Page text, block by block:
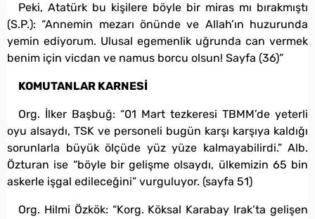
Peki, Atatürk bu kişilere böyle bir miras mı bırakmıştı
(S.P.): “Annemin mezarı önünde ve Allah’ın huzurunda
yemin ediyorum. Ulusal egemenlik uğrunda can vermek
benim için vicdan ve namus borcu olsun! Sayfa (36)”
KOMUTANLAR KARNESİ
Org. İlker Başbuğ: “01 Mart tezkeresi TBMM’de yeterli
oyu alsaydı, TSK ve personeli bugün karşı karşıya kaldığı
sorunlarla büyük ölçüde yüz yüze kalmayabilirdi.” Alb.
Özturan ise “böyle bir gelişme olsaydı, ülkemizin 65 bin
askerle işgal edileceğini” vurguluyor. (sayfa 51)
Org. Hilmi Özkök: “Korg. Köksal Karabay Irak’ta gelişen